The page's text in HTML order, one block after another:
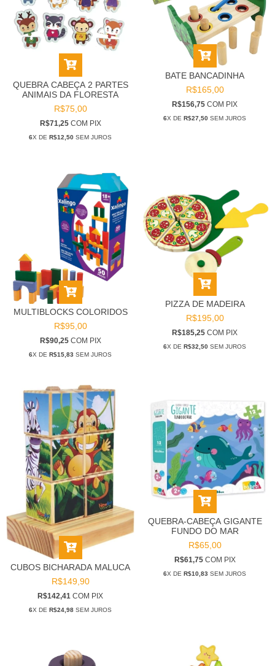
QUEBRA CABEÇA 2 PARTES
ANIMAIS DA FLORESTA
R$75,00
R$71,25 COM PIX
6X DE R$12,50 SEM JUROS
BATE BANCADINHA
R$165,00
R$156,75 COM PIX
6X DE R$27,50 SEM JUROS
MULTIBLOCKS COLORIDOS
R$95,00
R$90,25 COM PIX
6X DE R$15,83 SEM JUROS
PIZZA DE MADEIRA
R$195,00
R$185,25 COM PIX
6X DE R$32,50 SEM JUROS
CUBOS BICHARADA MALUCA
R$149,90
R$142,41 COM PIX
6X DE R$24,98 SEM JUROS
QUEBRA-CABEÇA GIGANTE
FUNDO DO MAR
R$65,00
R$61,75 COM PIX
6X DE R$10,83 SEM JUROS